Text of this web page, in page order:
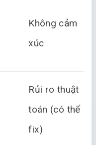
Không cảm
xúc
Rủi ro thuật
toán (có thể
fix)